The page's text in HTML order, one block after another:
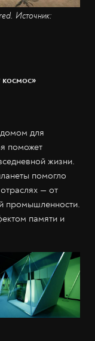
Источник:
для
поможет
жизни.
помогло
— от
промышленности.
памяти и